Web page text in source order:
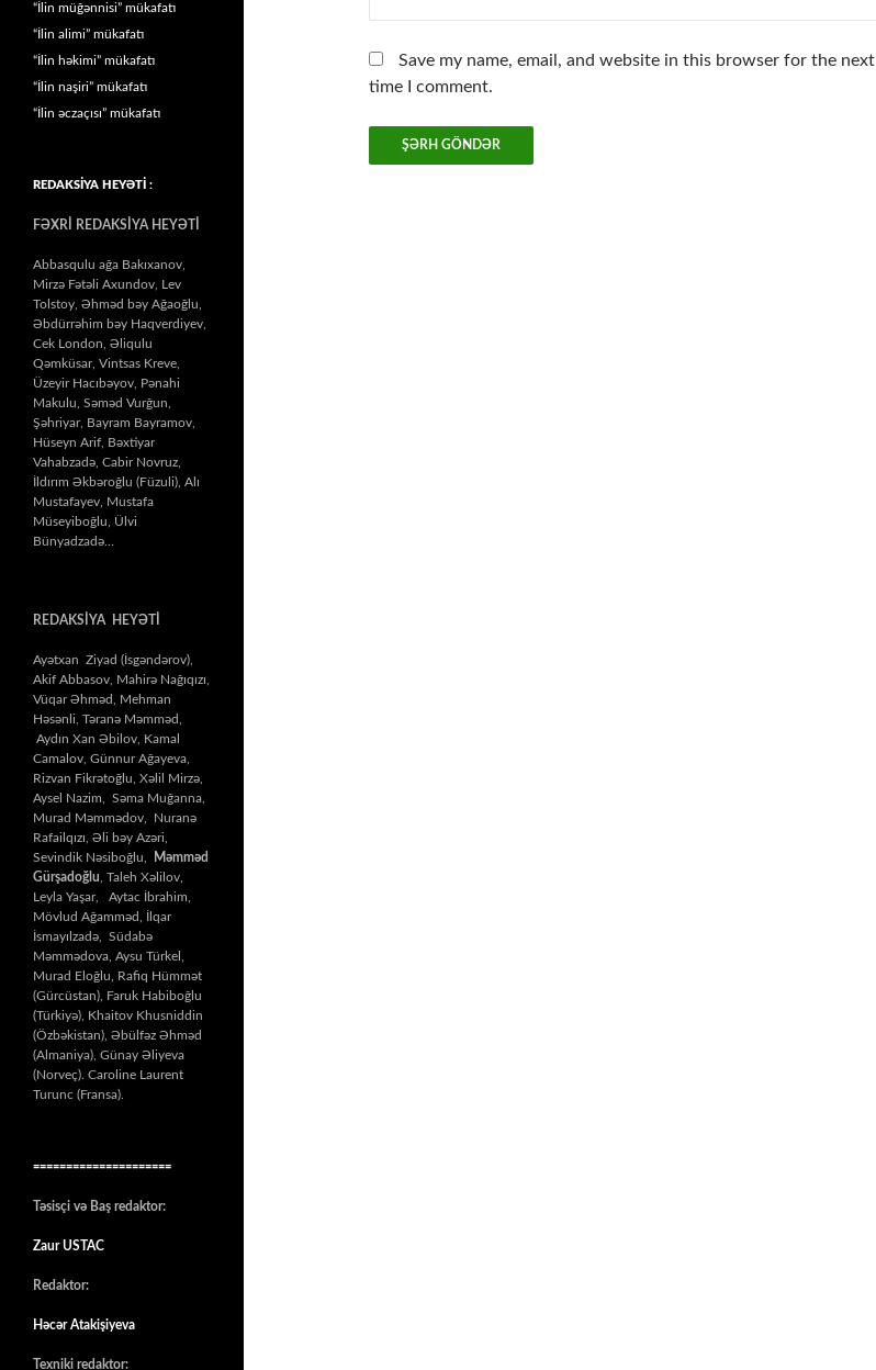
Save my name, email, and website in this browser for the next
time I comment.
“İlin müğənnisi” mükafatı
“İlin alimi” mükafatı
“İlin həkimi” mükafatı
“İlin naşiri” mükafatı
“İlin əczaçısı” mükafatı
REDAKSİYA HEYƏTİ :
FƏXRİ REDAKSİYA HEYƏTİ
Abbasqulu ağa Bakıxanov,
Mirzə Fətəli Axundov, Lev
Tolstoy, Əhməd bəy Ağaoğlu,
Əbdürrəhim bəy Haqverdiyev,
Cek London, Əliqulu
Qəmküsar, Vintsas Kreve,
Üzeyir Hacıbəyov, Pənahi
Makulu, Səməd Vurğun,
Şəhriyar, Bayram Bayramov,
Hüseyn Arif, Bəxtiyar
Vahabzadə, Cabir Novruz,
İldırım Əkbəroğlu (Füzuli), Alı
Mustafayev, Mustafa
Müseyiboğlu, Ülvi
Bünyadzadə…
REDAKSİYA HEYƏTİ
Ayətxan Ziyad (İsgəndərov),
Akif Abbasov, Mahirə Nağıqızı,
Vüqar Əhməd, Mehman
Həsənli, Təranə Məmməd,
Aydın Xan Əbilov, Kamal
Camalov, Günnur Ağayeva,
Rizvan Fikrətoğlu, Xəlil Mirzə,
Aysel Nazim, Səma Muğanna,
Murad Məmmədov, Nuranə
Rafailqızı, Əli bəy Azəri,
Sevindik Nəsiboğlu,
Məmməd
Gürşadoğlu , Taleh Xəlilov,
Leyla Yaşar, Aytac İbrahim,
Mövlud Ağamməd, İlqar
İsmayılzadə, Südabə
Məmmədova, Aysu Türkel,
Murad Eloğlu, Rafiq Hümmət
(Gürcüstan), Faruk Habiboğlu
(Türkiyə), Khaitov Khusniddin
(Özbəkistan), Əbülfəz Əhməd
(Almaniya), Günay Əliyeva
(Norveç). Caroline Laurent
Turunc (Fransa).
=====================
Təsisçi və Baş redaktor:
Zaur USTAC
Redaktor:
Həcər Atakişiyeva
Texniki redaktor: